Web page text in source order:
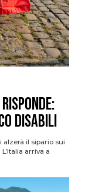
Disabili
alzerà il sipario sui
arriva a